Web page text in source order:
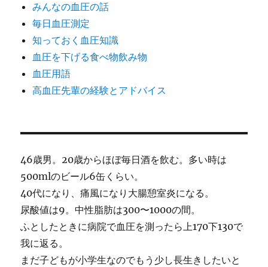
みんなの血圧の話
毎日血圧測定
知っておく血圧知識
血圧を下げる食べ物飲み物
血圧用語
高血圧先輩の経験とアドバイス
46歳男。20歳からほぼ毎日酒を飲む。多い時は
500mlのビール6缶くらい。
40代になり、痛風になり大腸憩室炎になる。
尿酸値は9。中性脂肪は300〜1000の間。
ふとしたときに病院で血圧を測ったら上170下130で
我に返る。
まだ子どもが小学生なのでもう少し長生きしたいと